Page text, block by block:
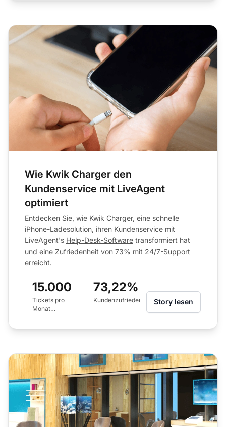
Wie Kwik Charger den
Kundenservice mit LiveAgent
optimiert
Entdecken Sie, wie Kwik Charger, eine schnelle
iPhone-Ladesolution, ihren Kundenservice mit
LiveAgent's Help-Desk-Software transformiert hat
und eine Zufriedenheit von 73% mit 24/7-Support
erreicht.
15.000
Tickets pro
Monat
73,22%
KundenzufriedenheitsquoteStory lesen